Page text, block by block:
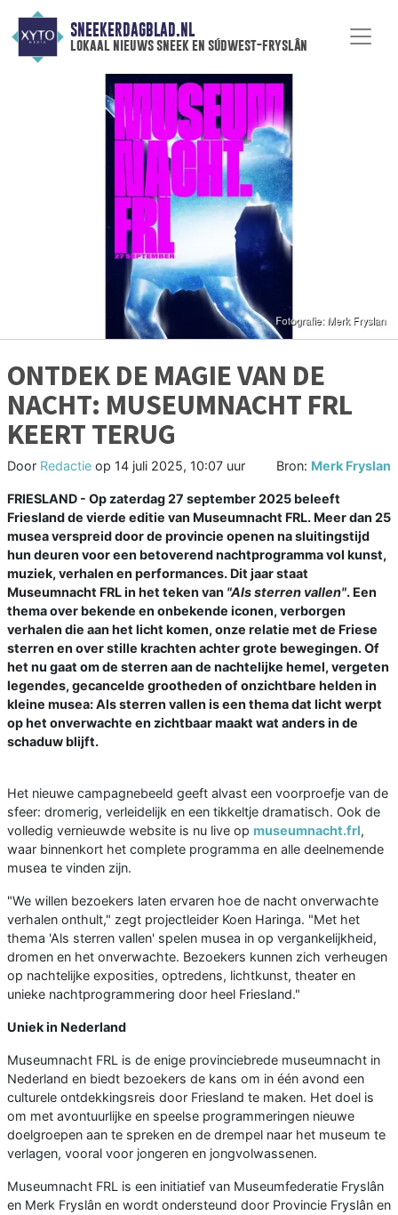
SNEEKERDAGBLAD.NL
lokaal nieuws sneek en súdwest-fryslân
ONTDEK DE MAGIE VAN DE
NACHT: MUSEUMNACHT FRL
KEERT TERUG
Door Redactie op 14 juli 2025, 10:07 uur Bron: Merk Fryslan
FRIESLAND - Op zaterdag 27 september 2025 beleeft
Friesland de vierde editie van Museumnacht FRL. Meer dan 25
musea verspreid door de provincie openen na sluitingstijd
hun deuren voor een betoverend nachtprogramma vol kunst,
muziek, verhalen en performances. Dit jaar staat
Museumnacht FRL in het teken van "Als sterren vallen". Een
thema over bekende en onbekende iconen, verborgen
verhalen die aan het licht komen, onze relatie met de Friese
sterren en over stille krachten achter grote bewegingen. Of
het nu gaat om de sterren aan de nachtelijke hemel, vergeten
legendes, gecancelde grootheden of onzichtbare helden in
kleine musea: Als sterren vallen is een thema dat licht werpt
op het onverwachte en zichtbaar maakt wat anders in de
schaduw blijft.
Het nieuwe campagnebeeld geeft alvast een voorproefje van de
sfeer: dromerig, verleidelijk en een tikkeltje dramatisch. Ook de
volledig vernieuwde website is nu live op museumnacht.frl,
waar binnenkort het complete programma en alle deelnemende
musea te vinden zijn.
"We willen bezoekers laten ervaren hoe de nacht onverwachte
verhalen onthult," zegt projectleider Koen Haringa. "Met het
thema 'Als sterren vallen' spelen musea in op vergankelijkheid,
dromen en het onverwachte. Bezoekers kunnen zich verheugen
op nachtelijke exposities, optredens, lichtkunst, theater en
unieke nachtprogrammering door heel Friesland."
Uniek in Nederland
Museumnacht FRL is de enige provinciebrede museumnacht in
Nederland en biedt bezoekers de kans om in één avond een
culturele ontdekkingsreis door Friesland te maken. Het doel is
om met avontuurlijke en speelse programmeringen nieuwe
doelgroepen aan te spreken en de drempel naar het museum te
verlagen, vooral voor jongeren en jongvolwassenen.
Museumnacht FRL is een initiatief van Museumfederatie Fryslân
en Merk Fryslân en wordt ondersteund door Provincie Fryslân en